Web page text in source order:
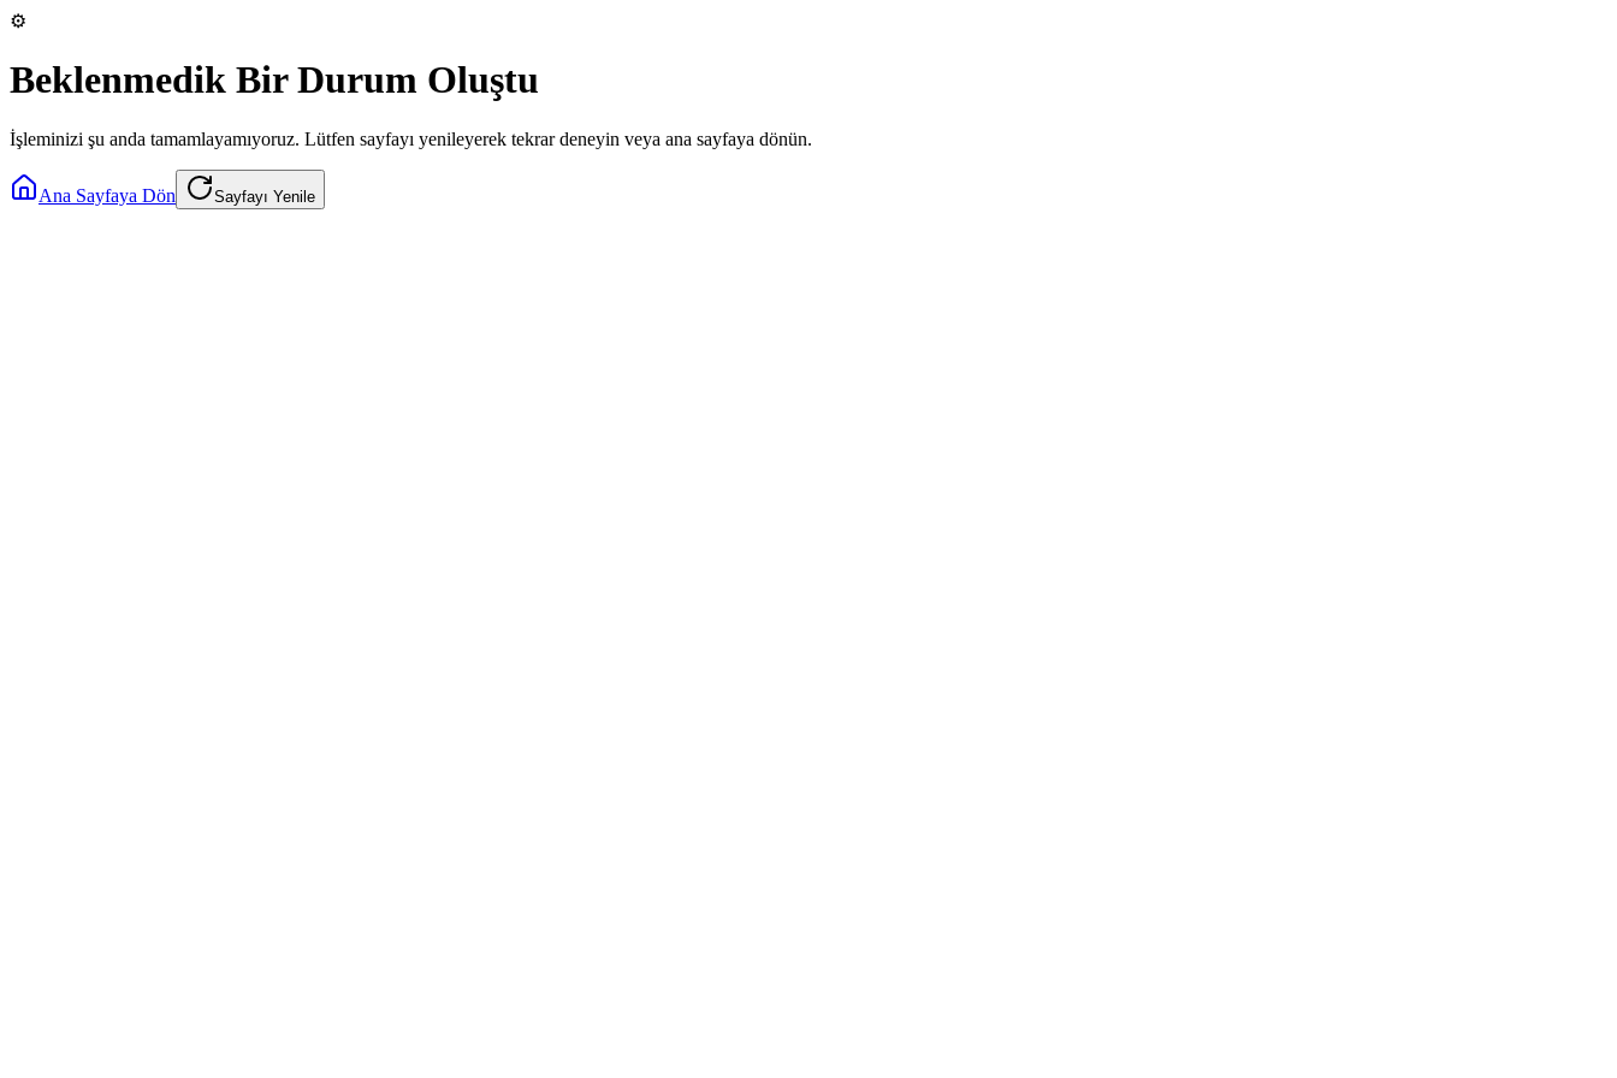
⚙️
Beklenmedik Bir Durum Oluştu
İşleminizi şu anda tamamlayamıyoruz. Lütfen sayfayı yenileyerek tekrar deneyin veya ana sayfaya dönün.
Ana Sayfaya Dön Sayfayı Yenile